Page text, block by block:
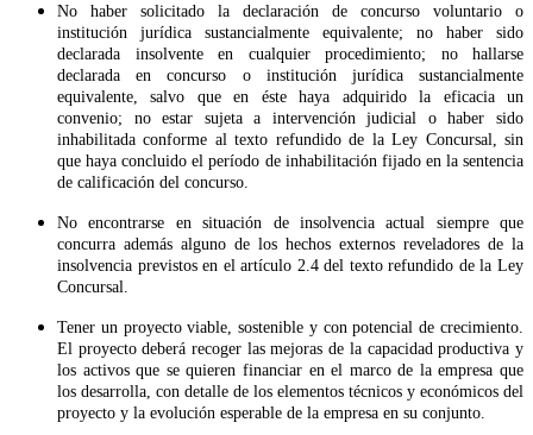
No haber solicitado la declaración de concurso voluntario o
institución jurídica sustancialmente equivalente; no haber sido
declarada insolvente en cualquier procedimiento; no hallarse
declarada en concurso o institución jurídica sustancialmente
equivalente, salvo que en éste haya adquirido la eficacia un
convenio; no estar sujeta a intervención judicial o haber sido
inhabilitada conforme al texto refundido de la Ley Concursal, sin
que haya concluido el período de inhabilitación fijado en la sentencia
de calificación del concurso.
No encontrarse en situación de insolvencia actual siempre que
concurra además alguno de los hechos externos reveladores de la
insolvencia previstos en el artículo 2.4 del texto refundido de la Ley
Concursal.
Tener un proyecto viable, sostenible y con potencial de crecimiento.
El proyecto deberá recoger las mejoras de la capacidad productiva y
los activos que se quieren financiar en el marco de la empresa que
los desarrolla, con detalle de los elementos técnicos y económicos del
proyecto y la evolución esperable de la empresa en su conjunto.